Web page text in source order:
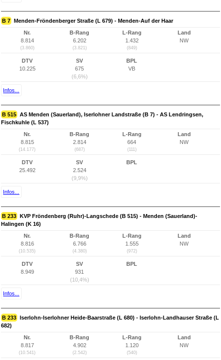
B 7 Menden-Fröndenberger Straße (L 679) - Menden-Auf der Haar
Nr.
8.814
(3.860)
B-Rang
6.202
(3.821)
L-Rang
1.432
(849)
Land
NW
DTV
10.225
SV
675
(6,6%)
BPL
VB
Infos...
B 515 AS Menden (Sauerland), Iserlohner Landstraße (B 7) - AS Lendringsen,
Fischkuhle (L 537)
Nr.
8.815
(14.177)
B-Rang
2.814
(687)
L-Rang
664
(111)
Land
NW
DTV
25.492
SV
2.524
(9,9%)
BPL
Infos...
B 233 KVP Fröndenberg (Ruhr)-Langschede (B 515) - Menden (Sauerland)-
Halingen (K 16)
Nr.
8.816
(10.535)
B-Rang
6.766
(4.380)
L-Rang
1.555
(972)
Land
NW
DTV
8.949
SV
931
(10,4%)
BPL
Infos...
B 233 Iserlohn-Iserlohner Heide-Baarstraße (L 680) - Iserlohn-Landhauser Straße (L
682)
Nr.
8.817
(10.541)
B-Rang
4.902
(2.542)
L-Rang
1.120
(540)
Land
NW